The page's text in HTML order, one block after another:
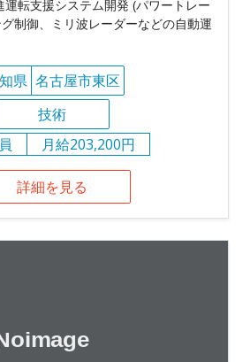
転支援システム開発 (パワートレー
制御、ミリ波レーダーなどの自動運
県 名古屋市東区
技術
月給203,200円
詳細を見る